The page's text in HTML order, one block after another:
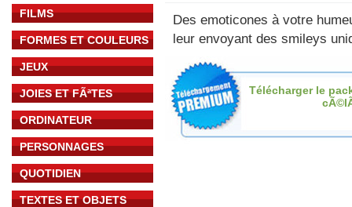
FILMS
FORMES ET COULEURS
JEUX
JOIES ET FÃªTES
ORDINATEUR
PERSONNAGES
QUOTIDIEN
TEXTES ET OBJETS
Des emoticones à votre
leur envoyant des smileys
Télécharger le